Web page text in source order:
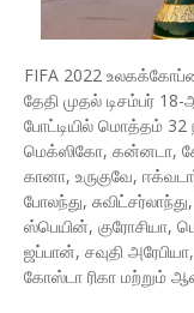
FIFA 2022
தேதி முதல் டிசம்பர்
போட்டியில் மொத்தம் 32
மெக்ஸிகோ, கன்னடா,
கானா, உருகுவே,
போலந்து,
ஸ்பெயின், குரோசியா,
ஜப்பான், சவுதி
கோஸ்டா ரிகா மற்றும்